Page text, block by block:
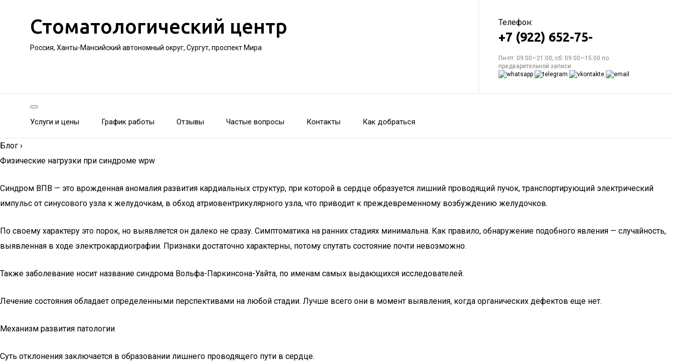
Стоматологический центр
Россия, Ханты-Мансийский автономный округ, Сургут, проспект Мира
Телефон:
+7 (922) 652-75-
Пн-пт: 09:00—21:00; сб: 09:00—15:00 по
предварительной записи
Услуги и цены График работы Отзывы Частые вопросы Контакты Как добраться
Блог ›
Физические нагрузки при синдроме wpw
Синдром ВПВ — это врожденная аномалия развития кардиальных структур, при которой в сердце образуется лишний проводящий пучок, транспортирующий электрический
импульс от синусового узла к желудочкам, в обход атриовентрикулярного узла, что приводит к преждевременному возбуждению желудочков.
По своему характеру это порок, но выявляется он далеко не сразу. Симптоматика на ранних стадиях минимальна. Как правило, обнаружение подобного явления — случайность,
выявленная в ходе электрокардиографии. Признаки достаточно характерны, потому спутать состояние почти невозможно.
Также заболевание носит название синдрома Вольфа-Паркинсона-Уайта, по именам самых выдающихся исследователей.
Лечение состояния обладает определенными перспективами на любой стадии. Лучше всего они в момент выявления, когда органических дефектов еще нет.
Механизм развития патологии
Суть отклонения заключается в образовании лишнего проводящего пути в сердце.